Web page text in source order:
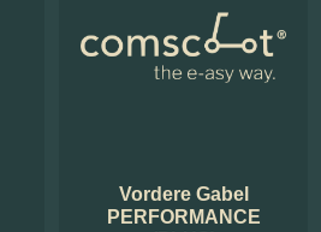
Vordere Gabel
PERFORMANCE